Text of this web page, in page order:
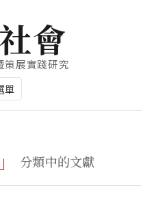
社會
策展實踐研究
單
分類中的文獻